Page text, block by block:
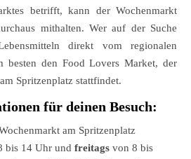
betrifft, kann der Wochenmarkt
mithalten. Wer auf der Suche
direkt vom regionalen
besten den Food Lovers Market, der
Spritzenplatz stattfindet.
für deinen Besuch:
am Spritzenplatz
bis 14 Uhr und freitags von 8 bis